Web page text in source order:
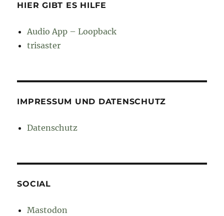
HIER GIBT ES HILFE
Audio App – Loopback
trisaster
IMPRESSUM UND DATENSCHUTZ
Datenschutz
SOCIAL
Mastodon